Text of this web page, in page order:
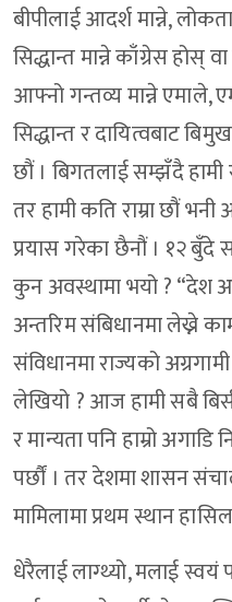
बीपीलाई आदर्श मान्ने,
सिद्धान्त मान्ने काँग्रेस होस्
आफ्नो गन्तव्य मान्ने एमाले,
सिद्धान्त र दायित्वबाट
छौं । बिगतलाई सम्झँदै हामी
तर हामी कति राम्रा छौं
प्रयास गरेका छैनौं । १२ बुँदे
कुन अवस्थामा भयो ? “देश
अन्तरिम संबिधानमा लेख्ने
संविधानमा राज्यको
लेखियो ? आज हामी सबै
र मान्यता पनि हाम्रो अगाडि
पर्छौं । तर देशमा शासन
मामिलामा प्रथम स्थान
धेरैलाई लाग्थ्यो, मलाई स्वयं